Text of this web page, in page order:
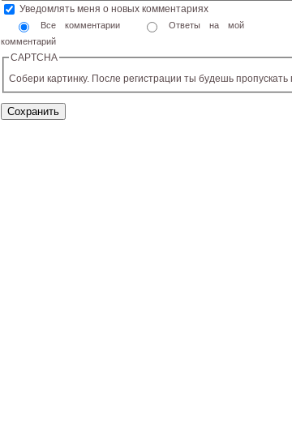
Уведомлять меня о новых комментариях
Все комментарии
Ответы на мой
комментарий
CAPTCHA
Собери картинку. После регистрации ты будешь пропускать